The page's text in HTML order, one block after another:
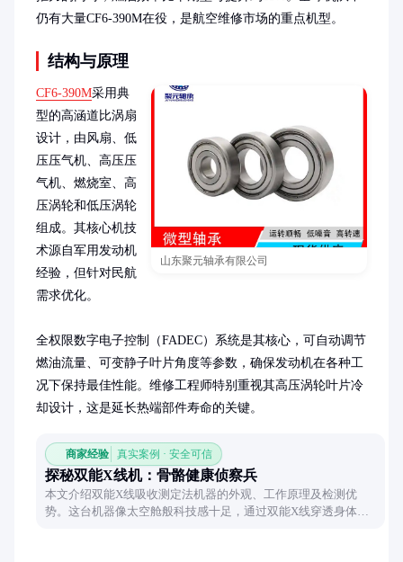
仍有大量CF6-390M在役，是航空维修市场的重点机型。
结构与原理
山东聚元轴承有限公司
CF6-390M采用典
型的高涵道比涡扇
设计，由风扇、低
压压气机、高压压
气机、燃烧室、高
压涡轮和低压涡轮
组成。其核心机技
术源自军用发动机
经验，但针对民航
需求优化。
全权限数字电子控制（FADEC）系统是其核心，可自动调节
燃油流量、可变静子叶片角度等参数，确保发动机在各种工
况下保持最佳性能。维修工程师特别重视其高压涡轮叶片冷
却设计，这是延长热端部件寿命的关键。
商家经验 真实案例 · 安全可信
探秘双能X线机：骨骼健康侦察兵
本文介绍双能X线吸收测定法机器的外观、工作原理及检测优
势。这台机器像太空舱般科技感十足，通过双能X线穿透身体，